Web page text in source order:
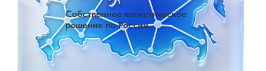
Собственное логистическое
решение по России